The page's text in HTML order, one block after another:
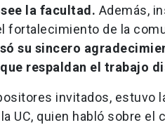
la facultad. Además,
fortalecimiento de la
su sincero
respaldan el trabajo
invitados, estuvo
UC, quien habló sobre